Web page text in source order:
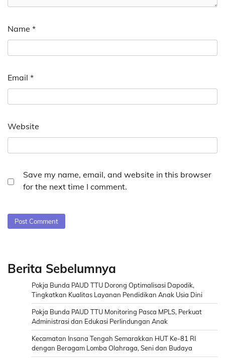
Name *
Email *
Website
Save my name, email, and website in this browser
for the next time I comment.
Berita Sebelumnya
Pokja Bunda PAUD TTU Dorong Optimalisasi Dapodik,
Tingkatkan Kualitas Layanan Pendidikan Anak Usia Dini
Pokja Bunda PAUD TTU Monitoring Pasca MPLS, Perkuat
Administrasi dan Edukasi Perlindungan Anak
Kecamatan Insana Tengah Semarakkan HUT Ke-81 RI
dengan Beragam Lomba Olahraga, Seni dan Budaya